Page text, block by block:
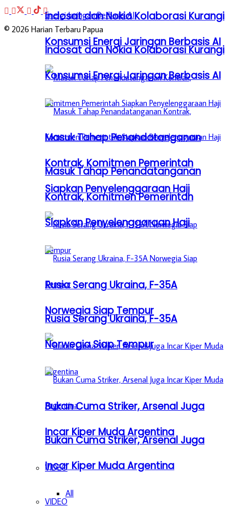
Indosat dan Nokia Kolaborasi Kurangi
Konsumsi Energi Jaringan Berbasis AI
Masuk Tahap Penandatanganan
Kontrak, Komitmen Pemerintah
Siapkan Penyelenggaraan Haji
Rusia Serang Ukraina, F-35A
Norwegia Siap Tempur
Bukan Cuma Striker, Arsenal Juga
Incar Kiper Muda Argentina
VIDEO
All
Indosat dan Nokia Kolaborasi Kurangi
Konsumsi Energi Jaringan Berbasis AI
Masuk Tahap Penandatanganan
Kontrak, Komitmen Pemerintah
Siapkan Penyelenggaraan Haji
Rusia Serang Ukraina, F-35A
Norwegia Siap Tempur
Bukan Cuma Striker, Arsenal Juga
Incar Kiper Muda Argentina
VIDEO
© 2026 Harian Terbaru Papua